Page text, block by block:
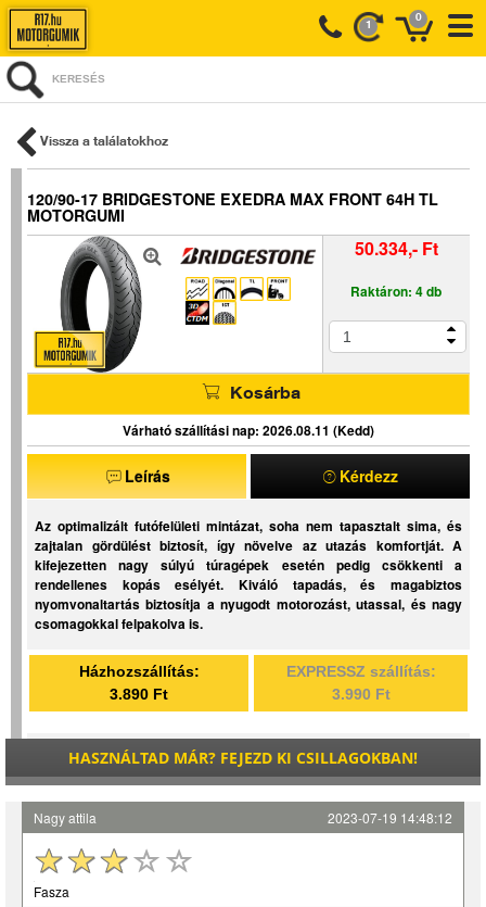
0
1
KERESÉS
Vissza a találatokhoz
120/90-17 BRIDGESTONE EXEDRA MAX FRONT 64H TL
MOTORGUMI
50.334,- Ft
Raktáron: 4 db
Kosárba
Várható szállítási nap: 2026.08.11 (Kedd)
Leírás Kérdezz
Az optimalizált futófelületi mintázat, soha nem tapasztalt sima, és
zajtalan gördülést biztosít, így növelve az utazás komfortját. A
kifejezetten nagy súlyú túragépek esetén pedig csökkenti a
rendellenes kopás esélyét. Kiváló tapadás, és magabiztos
nyomvonaltartás biztosítja a nyugodt motorozást, utassal, és nagy
csomagokkal felpakolva is.
Házhozszállítás:
3.890 Ft
EXPRESSZ szállítás:
3.990 Ft
HASZNÁLTAD MÁR? FEJEZD KI CSILLAGOKBAN!
Nagy attila 2023-07-19 14:48:12
Fasza